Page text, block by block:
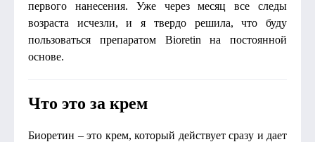
первого нанесения. Уже через месяц все следы
возраста исчезли, и я твердо решила, что буду
пользоваться препаратом Bioretin на постоянной
основе.
Что это за крем
Биоретин – это крем, который действует сразу и дает